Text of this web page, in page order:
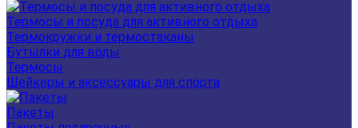
Термосы и посуда для активного отдыха
Термокружки и термостаканы
Бутылки для воды
Термосы
Шейкеры и аксессуары для спорта
Пакеты